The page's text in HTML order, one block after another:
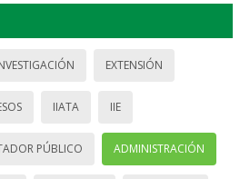
EXTENSIÓN
IIATA IIE
PÚBLICO ADMINISTRACIÓN